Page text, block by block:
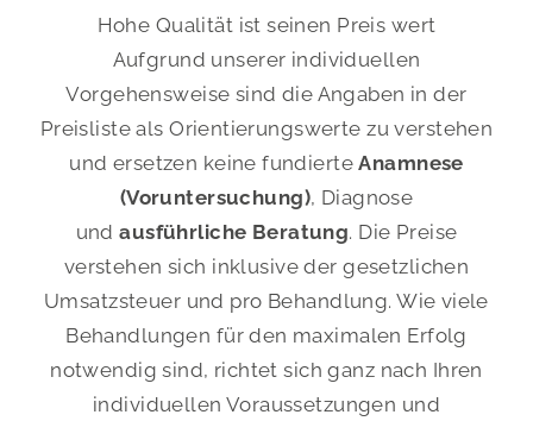
Hohe Qualität ist seinen Preis wert
Aufgrund unserer individuellen
Vorgehensweise sind die Angaben in der
Preisliste als Orientierungswerte zu verstehen
und ersetzen keine fundierteAnamnese
(Voruntersuchung), Diagnose
undausführliche Beratung. Die Preise
verstehen sich inklusive der gesetzlichen
Umsatzsteuer und pro Behandlung. Wie viele
Behandlungen für den maximalen Erfolg
notwendig sind, richtet sich ganz nach Ihren
individuellen Voraussetzungen und